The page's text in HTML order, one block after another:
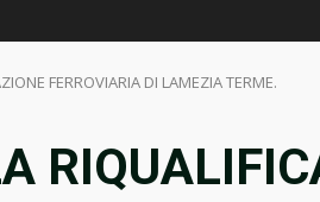
FERROVIARIA DI LAMEZIA TERME.